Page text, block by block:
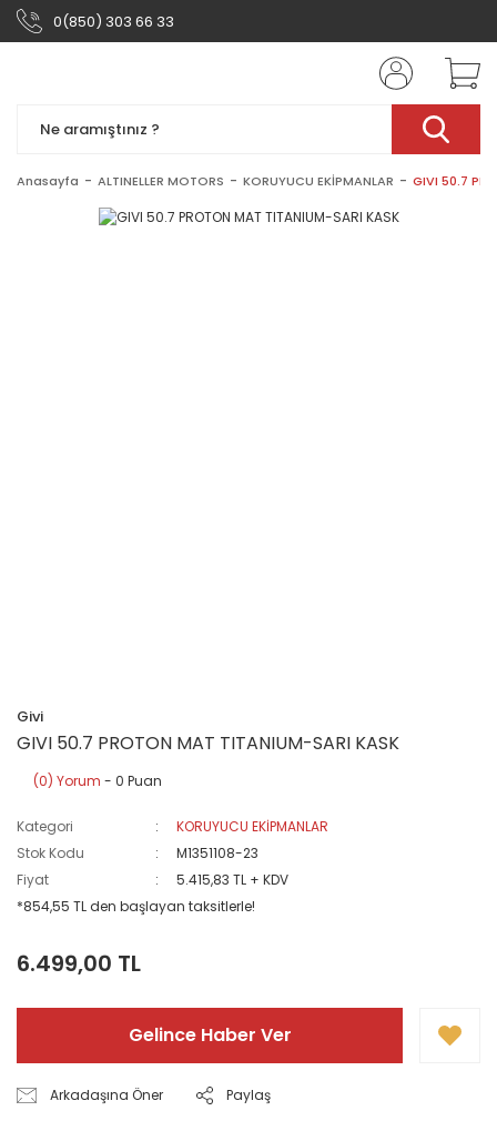
0(850) 303 66 33
Anasayfa ALTINELLER MOTORS KORUYUCU EKİPMANLAR GIVI 50.7
Givi
GIVI 50.7 PROTON MAT TITANIUM-SARI KASK
(0) Yorum - 0 Puan
Kategori
KORUYUCU EKİPMANLAR
Stok Kodu
M1351108-23
Fiyat
5.415,83 TL + KDV
*854,55 TL den başlayan taksitlerle!
6.499,00 TL
Gelince Haber Ver
Arkadaşına Öner Paylaş